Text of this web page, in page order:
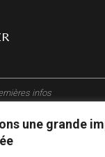
une grande
infos